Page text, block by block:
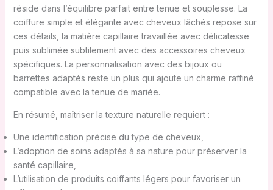
réside dans l’équilibre parfait entre tenue et souplesse. La
coiffure simple et élégante avec cheveux lâchés repose sur
ces détails, la matière capillaire travaillée avec délicatesse
puis sublimée subtilement avec des accessoires cheveux
spécifiques. La personnalisation avec des bijoux ou
barrettes adaptés reste un plus qui ajoute un charme raffiné
compatible avec la tenue de mariée.
En résumé, maîtriser la texture naturelle requiert :
Une identification précise du type de cheveux,
L’adoption de soins adaptés à sa nature pour préserver la
santé capillaire,
L’utilisation de produits coiffants légers pour favoriser un